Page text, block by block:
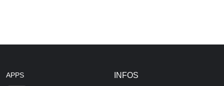
APPS INFOS